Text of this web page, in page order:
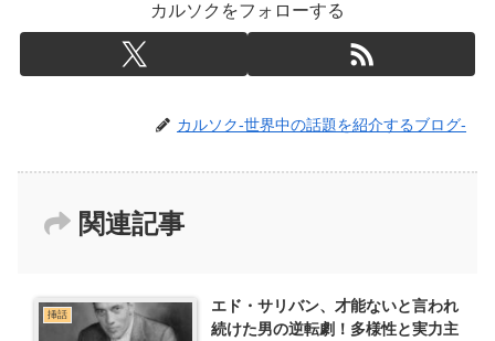
カルソクをフォローする
カルソク-世界中の話題を紹介するブログ-
関連記事
挿話
エド・サリバン、才能ないと言われ
続けた男の逆転劇！多様性と実力主